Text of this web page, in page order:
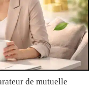
de mutuelle